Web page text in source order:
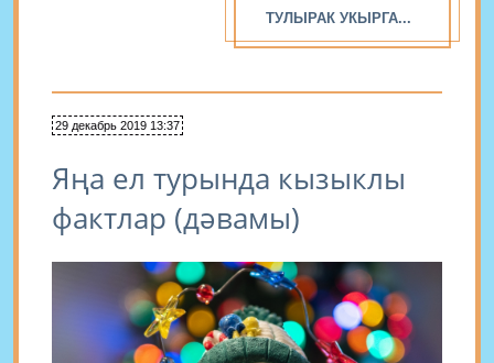
ТУЛЫРАК УКЫРГА...
29 декабрь 2019 13:37
Яңа ел турында кызыклы
фактлар (дәвамы)